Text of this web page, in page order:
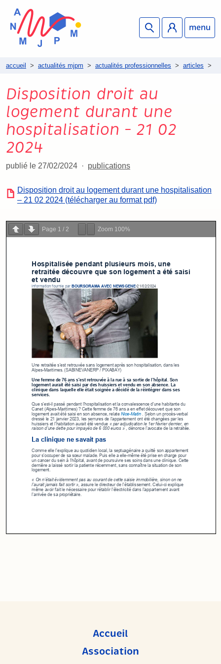
menu
accueil > actualités mjpm > actualités professionnelles > articles >
Disposition droit au
logement durant une
hospitalisation – 21 02
2024
publié le 27/02/2024 publications
Disposition droit au logement durant une hospitalisation
– 21 02 2024 (télécharger au format pdf)
Page 1 / 2 Zoom 100%
Accueil
Association